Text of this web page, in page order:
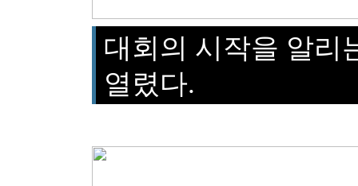
대회의 시작을 알리
열렸다.